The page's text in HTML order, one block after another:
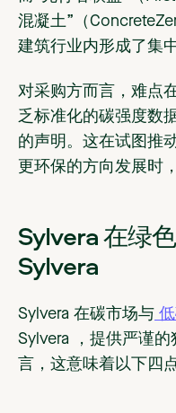
混凝土”（
建筑行业内形成了集
对采购方而言，难点
乏标准化的碳强度数
的声明。这在试图推
更环保的方向发展时
Sylvera 在绿
Sylvera
Sylvera 在碳市场与
Sylvera ，提供严谨
言，这意味着以下四点